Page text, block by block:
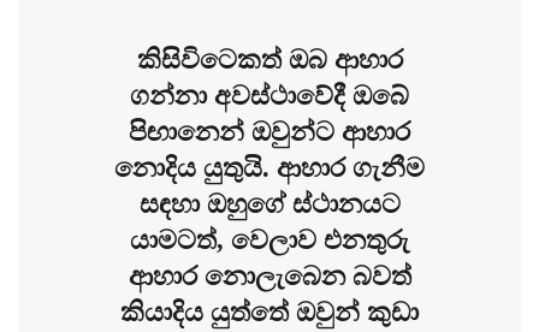
කිසිවිටෙකත් ඔබ ආහාර
ගන්නා අවස්ථාවේදී ඔබේ
පිඟානෙන් ඔවුන්ට ආහාර
නොදිය යුතුයි. ආහාර ගැනීම
සඳහා ඔහුගේ ස්ථානයට
යාමටත්, වෙලාව එනතුරු
ආහාර නොලැබෙන බවත්
කියාදිය යුත්තේ ඔවුන් කුඩා